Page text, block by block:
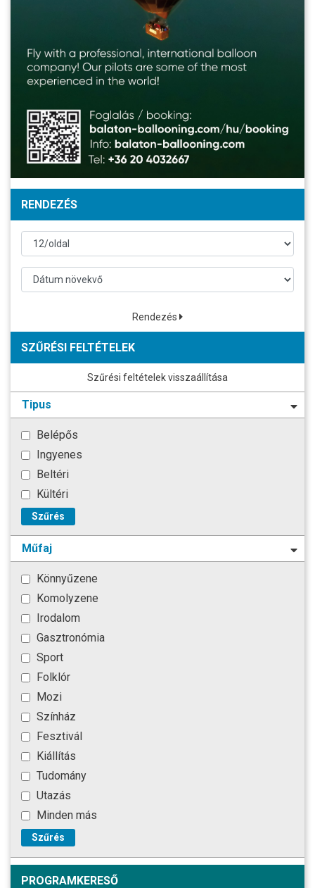
RENDEZÉS
Rendezés
SZŰRÉSI FELTÉTELEK
Szűrési feltételek visszaállítása
Tipus
Belépős
Ingyenes
Beltéri
Kültéri
Szűrés
Műfaj
Könnyűzene
Komolyzene
Irodalom
Gasztronómia
Sport
Folklór
Mozi
Színház
Fesztivál
Kiállítás
Tudomány
Utazás
Minden más
Szűrés
PROGRAMKERESŐ